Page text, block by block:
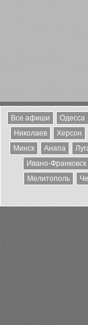
Все афиши Одесса
Николаев
Херсон
Минск
Анапа
Ивано-Франковск
Мелитополь